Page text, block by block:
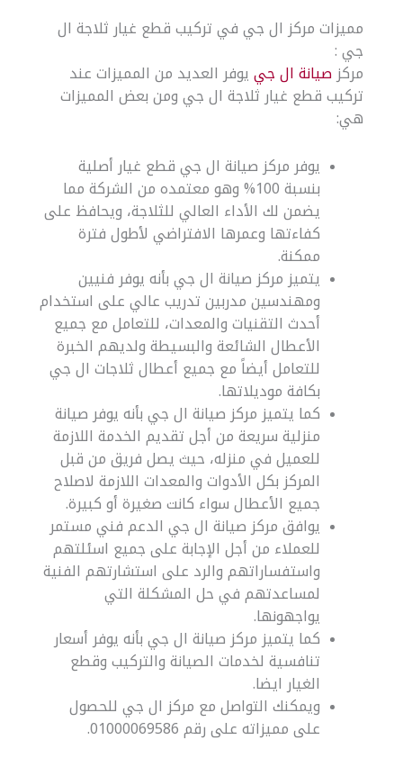
مميزات مركز ال جي في تركيب قطع غيار ثلاجة ال
جي :
مركزصيانة ال جييوفر العديد من المميزات عند
تركيب قطع غيار ثلاجة ال جي ومن بعض المميزات
هي:
يوفر مركز صيانة ال جي قطع غيار أصلية
بنسبة 100% وهو معتمده من الشركة مما
يضمن لك الأداء العالي للثلاجة، ويحافظ على
كفاءتها وعمرها الافتراضي لأطول فترة
ممكنة.
يتميز مركز صيانة ال جي بأنه يوفر فنيين
ومهندسين مدربين تدريب عالي على استخدام
أحدث التقنيات والمعدات، للتعامل مع جميع
الأعطال الشائعة والبسيطة ولديهم الخبرة
للتعامل أيضاً مع جميع أعطال ثلاجات ال جي
بكافة موديلاتها.
كما يتميز مركز صيانة ال جي بأنه يوفر صيانة
منزلية سريعة من أجل تقديم الخدمة اللازمة
للعميل في منزله، حيث يصل فريق من قبل
المركز بكل الأدوات والمعدات اللازمة لاصلاح
جميع الأعطال سواء كانت صغيرة أو كبيرة.
يوافق مركز صيانة ال جي الدعم فني مستمر
للعملاء من أجل الإجابة على جميع اسئلتهم
واستفساراتهم والرد على استشارتهم الفنية
لمساعدتهم في حل المشكلة التي
يواجهونها.
كما يتميز مركز صيانة ال جي بأنه يوفر أسعار
تنافسية لخدمات الصيانة والتركيب وقطع
الغيار ايضا.
ويمكنك التواصل مع مركز ال جي للحصول
على مميزاته على رقم 01000069586.